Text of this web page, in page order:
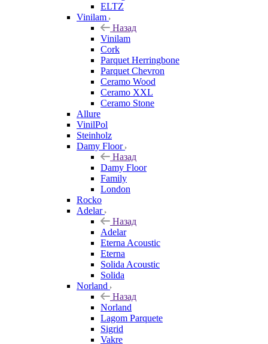
ELTZ
Vinilam
Назад
Vinilam
Cork
Parquet Herringbone
Parquet Chevron
Ceramo Wood
Ceramo XXL
Ceramo Stone
Allure
VinilPol
Steinholz
Damy Floor
Назад
Damy Floor
Family
London
Rocko
Adelar
Назад
Adelar
Eterna Acoustic
Eterna
Solida Acoustic
Solida
Norland
Назад
Norland
Lagom Parquete
Sigrid
Vakre